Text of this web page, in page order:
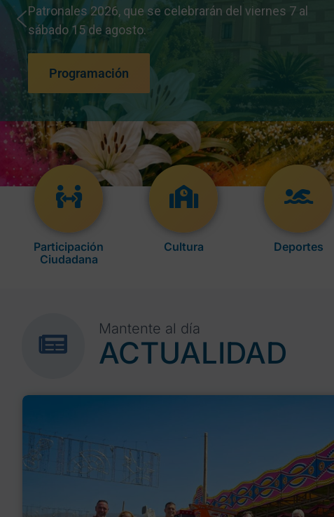
Patronales 2026, que se celebrarán del viernes 7 al
sábado 15 de agosto.
Programación
Participación
Ciudadana
Cultura Deportes
Mantente al día
ACTUALIDAD